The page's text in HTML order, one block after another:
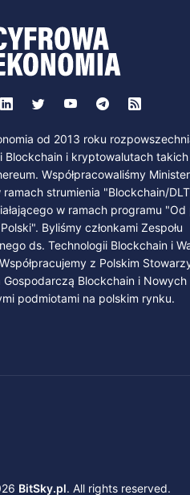
od 2013 roku
Blockchain i kryptowalutach
Współpracowaliśmy
strumienia "Blockchain/
w ramach programu "Od
Byliśmy członkami Zespołu
ds. Technologii Blockchain i
z Polskim
Gospodarczą Blockchain i Nowych
podmiotami na polskim rynku.
BitSky.pl. All rights reserved.